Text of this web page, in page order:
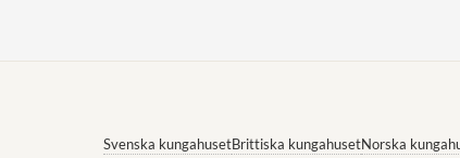
Svenska kungahusetBrittiska kungahusetNorska